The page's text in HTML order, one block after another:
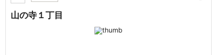
山の寺１丁目